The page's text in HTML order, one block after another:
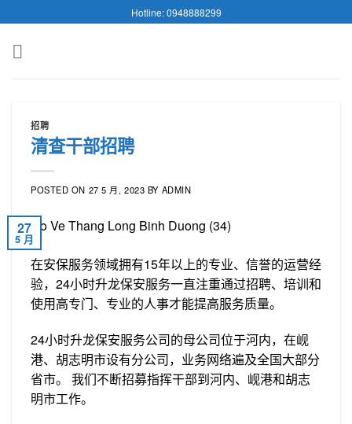
to
content
Hotline: 0948888299
招聘
清查干部招聘
POSTED ON 27 5 月, 2023 BY ADMIN
27
5 月
在安保服务领域拥有15年以上的专业、信誉的运营经
验，24小时升龙保安服务一直注重通过招聘、培训和
使用高专门、专业的人事才能提高服务质量。
24小时升龙保安服务公司的母公司位于河内，在岘
港、胡志明市设有分公司，业务网络遍及全国大部分
省市。 我们不断招募指挥干部到河内、岘港和胡志
明市工作。